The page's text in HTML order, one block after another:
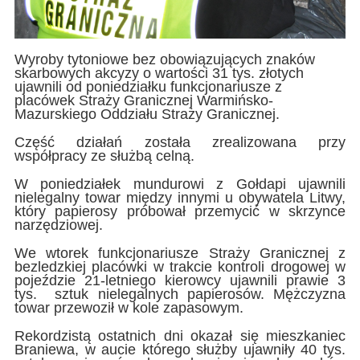
Wyroby tytoniowe bez obowiązujących znaków
skarbowych akcyzy o wartości 31 tys. złotych
ujawnili od poniedziałku funkcjonariusze z
placówek Straży Granicznej Warmińsko-
Mazurskiego Oddziału Straży Granicznej.
Część działań została zrealizowana przy
współpracy ze służbą celną.
W poniedziałek mundurowi z Gołdapi ujawnili
nielegalny towar między innymi u obywatela Litwy,
który papierosy próbował przemycić w skrzynce
narzędziowej.
We wtorek funkcjonariusze Straży Granicznej z
bezledzkiej placówki w trakcie kontroli drogowej w
pojeździe 21-letniego kierowcy ujawnili prawie 3
tys. sztuk nielegalnych papierosów. Mężczyzna
towar przewoził w kole zapasowym.
Rekordzistą ostatnich dni okazał się mieszkaniec
Braniewa, w aucie którego służby ujawniły 40 tys.